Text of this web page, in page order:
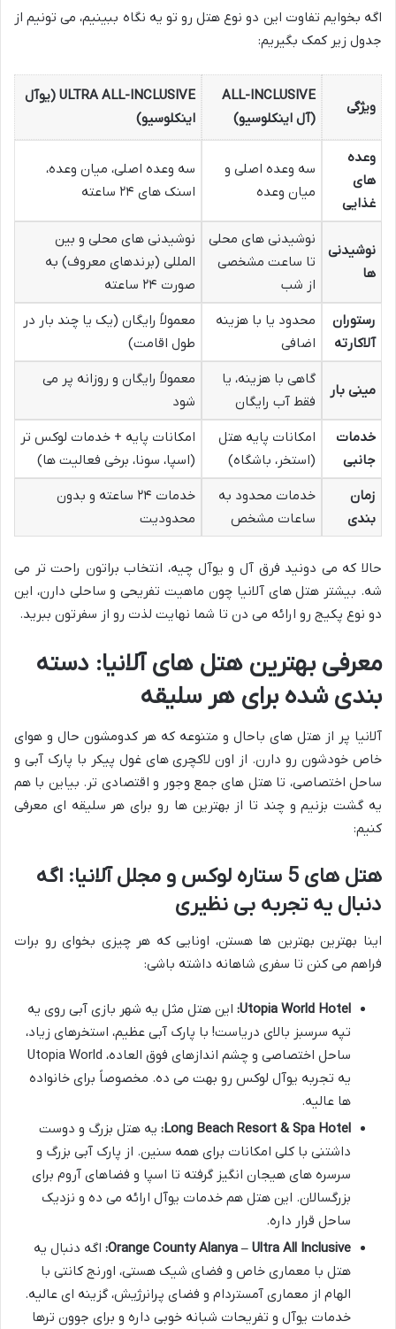
اگه بخوایم تفاوت این دو نوع هتل رو تو یه نگاه ببینیم، می تونیم از
جدول زیر کمک بگیریم:
ویژگی
ALL-INCLUSIVE
(آل اینکلوسیو)
ULTRA ALL-INCLUSIVE (یوآل
اینکلوسیو)
وعده
های
غذایی
سه وعده اصلی و
میان وعده
سه وعده اصلی، میان وعده،
اسنک های ۲۴ ساعته
نوشیدنی
ها
نوشیدنی های محلی
تا ساعت مشخصی
از شب
نوشیدنی های محلی و بین
المللی (برندهای معروف) به
صورت ۲۴ ساعته
رستوران
آلاکارته
محدود یا با هزینه
اضافی
معمولاً رایگان (یک یا چند بار در
طول اقامت)
مینی بار
گاهی با هزینه، یا
فقط آب رایگان
معمولاً رایگان و روزانه پر می
شود
خدمات
جانبی
امکانات پایه هتل
(استخر، باشگاه)
امکانات پایه + خدمات لوکس تر
(اسپا، سونا، برخی فعالیت ها)
زمان
بندی
خدمات محدود به
ساعات مشخص
خدمات ۲۴ ساعته و بدون
محدودیت
حالا که می دونید فرق آل و یوآل چیه، انتخاب براتون راحت تر می
شه. بیشتر هتل های آلانیا چون ماهیت تفریحی و ساحلی دارن، این
دو نوع پکیج رو ارائه می دن تا شما نهایت لذت رو از سفرتون ببرید.
معرفی بهترین هتل های آلانیا: دسته
بندی شده برای هر سلیقه
آلانیا پر از هتل های باحال و متنوعه که هر کدومشون حال و هوای
خاص خودشون رو دارن. از اون لاکچری های غول پیکر با پارک آبی و
ساحل اختصاصی، تا هتل های جمع وجور و اقتصادی تر. بیاین با هم
یه گشت بزنیم و چند تا از بهترین ها رو برای هر سلیقه ای معرفی
کنیم:
هتل های 5 ستاره لوکس و مجلل آلانیا: اگه
دنبال یه تجربه بی نظیری
اینا بهترین بهترین ها هستن، اونایی که هر چیزی بخوای رو برات
فراهم می کنن تا سفری شاهانه داشته باشی:
Utopia World Hotel: این هتل مثل یه شهر بازی آبی روی یه
تپه سرسبز بالای دریاست! با پارک آبی عظیم، استخرهای زیاد،
ساحل اختصاصی و چشم اندازهای فوق العاده، Utopia World
یه تجربه یوآل لوکس رو بهت می ده. مخصوصاً برای خانواده
ها عالیه.
Long Beach Resort & Spa Hotel: یه هتل بزرگ و دوست
داشتنی با کلی امکانات برای همه سنین. از پارک آبی بزرگ و
سرسره های هیجان انگیز گرفته تا اسپا و فضاهای آروم برای
بزرگسالان. این هتل هم خدمات یوآل ارائه می ده و نزدیک
ساحل قرار داره.
Orange County Alanya – Ultra All Inclusive: اگه دنبال یه
هتل با معماری خاص و فضای شیک هستی، اورنج کانتی با
الهام از معماری آمستردام و فضای پرانرژیش، گزینه ای عالیه.
خدمات یوآل و تفریحات شبانه خوبی داره و برای جوون ترها